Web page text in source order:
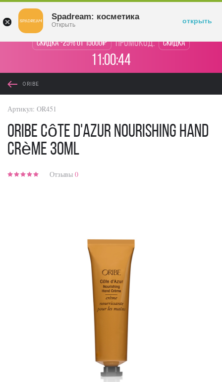
Скидка -25% от 15000₽ промокод: Скидка
11:00:44
ORIBE
Артикул: OR451
Oribe Côte d'Azur Nourishing Hand
Crème 30ml
Отзывы 0
Spadream: косметика
Открыть открыть